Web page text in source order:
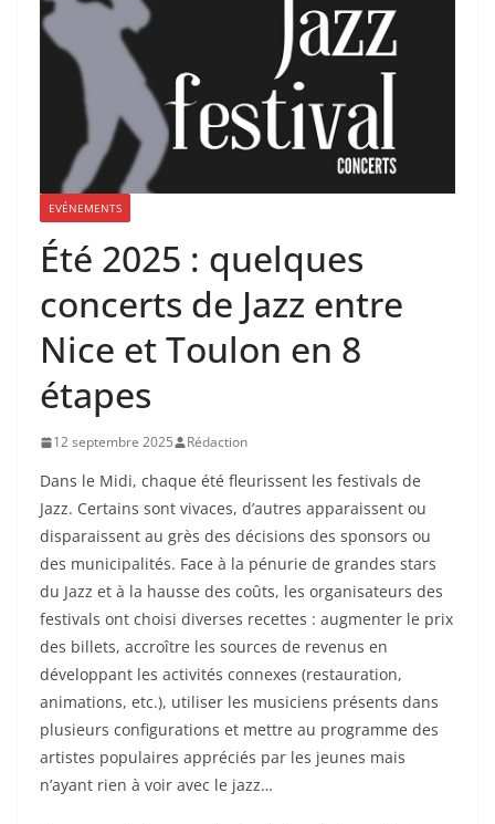
EVÉNEMENTS
Été 2025 : quelques
concerts de Jazz entre
Nice et Toulon en 8
étapes
12 septembre 2025 Rédaction
Dans le Midi, chaque été fleurissent les festivals de
Jazz. Certains sont vivaces, d’autres apparaissent ou
disparaissent au grès des décisions des sponsors ou
des municipalités. Face à la pénurie de grandes stars
du Jazz et à la hausse des coûts, les organisateurs des
festivals ont choisi diverses recettes : augmenter le prix
des billets, accroître les sources de revenus en
développant les activités connexes (restauration,
animations, etc.), utiliser les musiciens présents dans
plusieurs configurations et mettre au programme des
artistes populaires appréciés par les jeunes mais
n’ayant rien à voir avec le jazz…